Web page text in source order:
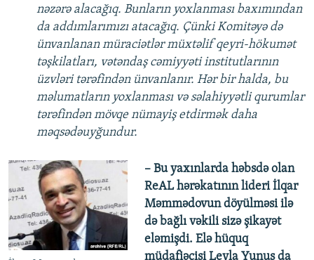
nəzərə alacağıq. Bunların yoxlanması baxımından
da addımlarımızı atacağıq. Çünki Komitəyə də
ünvanlanan müraciətlər müxtəlif qeyri-hökumət
təşkilatları, vətəndaş cəmiyyəti institutlarının
üzvləri tərəfindən ünvanlanır. Hər bir halda, bu
məlumatların yoxlanması və səlahiyyətli qurumlar
tərəfindən mövqe nümayiş etdirmək daha
məqsədəuyğundur.
– Bu yaxınlarda həbsdə olan
ReAL hərəkatının lideri İlqar
Məmmədovun döyülməsi ilə
də bağlı vəkili sizə şikayət
eləmişdi. Elə hüquq
müdafiəçisi Leyla Yunus da